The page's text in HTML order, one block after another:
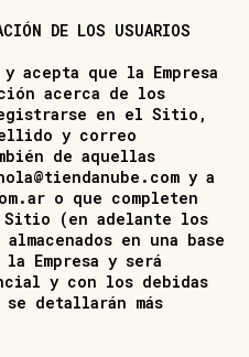
DE LOS USUARIOS
acepta que la Empresa
acerca de los
en el Sitio,
y correo
de aquellas
y a
o que completen
Sitio (en adelante los
en una base
Empresa y será
y con los debidas
se detallarán más